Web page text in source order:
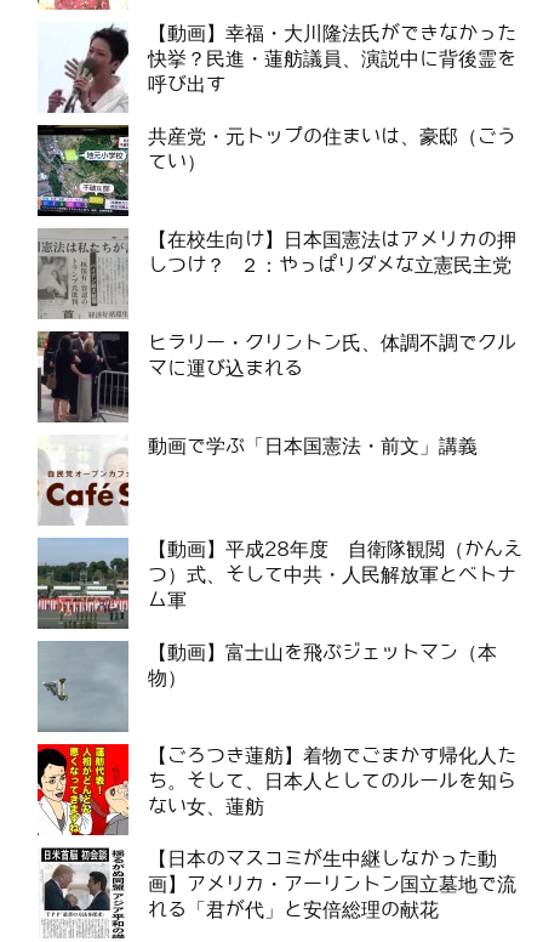
【動画】幸福・大川隆法氏ができなかった
快挙？民進・蓮舫議員、演説中に背後霊を
呼び出す
共産党・元トップの住まいは、豪邸（ごう
てい）
【在校生向け】日本国憲法はアメリカの押
しつけ？ ２：やっぱりダメな立憲民主党
ヒラリー・クリントン氏、体調不調でクル
マに運び込まれる
動画で学ぶ「日本国憲法・前文」講義
【動画】平成28年度 自衛隊観閲（かんえ
つ）式、そして中共・人民解放軍とベトナ
ム軍
【動画】富士山を飛ぶジェットマン（本
物）
【ごろつき蓮舫】着物でごまかす帰化人た
ち。そして、日本人としてのルールを知ら
ない女、蓮舫
【日本のマスコミが生中継しなかった動
画】アメリカ・アーリントン国立墓地で流
れる「君が代」と安倍総理の献花